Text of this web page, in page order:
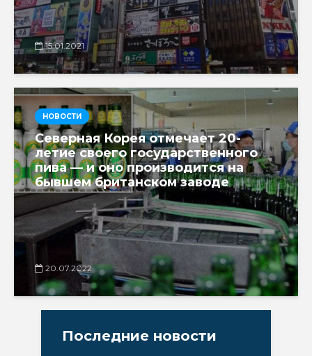
15.01.2021
НОВОСТИ
Северная Корея отмечает 20-
летие своего государственного
пива — и оно производится на
бывшем британском заводе
20.07.2022
Последние новости